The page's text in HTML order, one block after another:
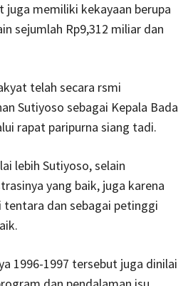
memiliki kekayaan berupa
sejumlah Rp9,312 miliar dan
telah secara rsmi
Sutiyoso sebagai Kepala Bada
rapat paripurna siang tadi.
lebih Sutiyoso, selain
yang baik, juga karena
tentara dan sebagai petinggi
1996-1997 tersebut juga dinilai